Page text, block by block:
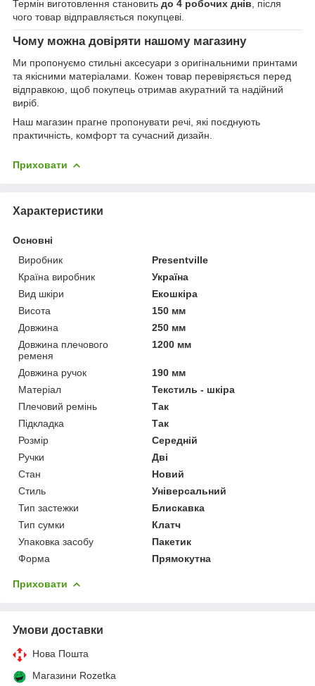
Термін виготовлення становить до 4 робочих днів , після
чого товар відправляється покупцеві.
Чому можна довіряти нашому магазину
Ми пропонуємо стильні аксесуари з оригінальними принтами
та якісними матеріалами. Кожен товар перевіряється перед
відправкою, щоб покупець отримав акуратний та надійний
виріб.
Наш магазин прагне пропонувати речі, які поєднують
практичність, комфорт та сучасний дизайн.
Приховати
Характеристики
Основні
Виробник
Presentville
Країна виробник
Україна
Вид шкіри
Екошкіра
Висота
150 мм
Довжина
250 мм
Довжина плечового
ременя
1200 мм
Довжина ручок
190 мм
Матеріал
Текстиль - шкіра
Плечовий ремінь
Так
Підкладка
Так
Розмір
Середній
Ручки
Дві
Стан
Новий
Стиль
Універсальний
Тип застежки
Блискавка
Тип сумки
Клатч
Упаковка засобу
Пакетик
Форма
Прямокутна
Приховати
Умови доставки
Нова Пошта
Магазини Rozetka